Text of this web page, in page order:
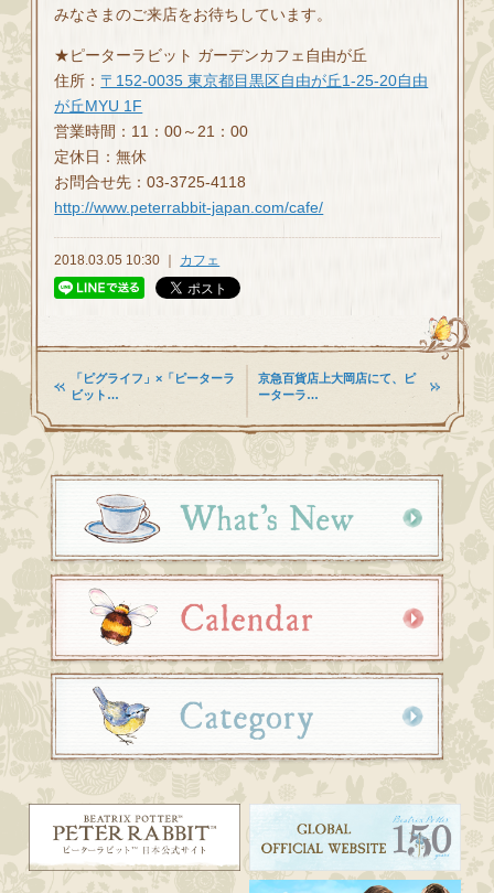
みなさまのご来店をお待ちしています。
★ピーターラビット ガーデンカフェ自由が丘
住所： 〒152-0035 東京都目黒区自由が丘1-25-20自由
が丘MYU 1F
営業時間：11：00～21：00
定休日：無休
お問合せ先：03-3725-4118
http://www.peterrabbit-japan.com/cafe/
2018.03.05 10:30 ｜ カフェ
「ピグライフ」×「ピーターラ
ビット…
京急百貨店上大岡店にて、ピ
ーターラ…